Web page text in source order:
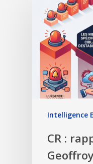
Intelligence
CR :